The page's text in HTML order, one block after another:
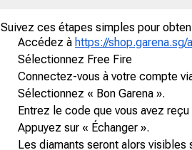
Suivez ces étapes simples pour
Accédez à https://shop.garena.sg/
Sélectionnez Free Fire
Connectez-vous à votre compte
Sélectionnez « Bon Garena ».
Entrez le code que vous avez
Appuyez sur « Échanger ».
Les diamants seront alors visibles